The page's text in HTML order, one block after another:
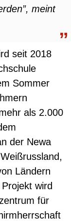
meint
seit 2018
Sommer
als 2.000
der Newa
Ländern
wird
für